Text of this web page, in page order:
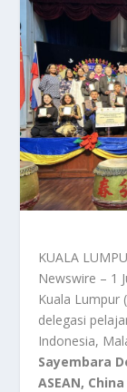
KUALA
Newswire – 1
Kuala Lumpur
delegasi
Indonesia,
Sayembara
ASEAN,